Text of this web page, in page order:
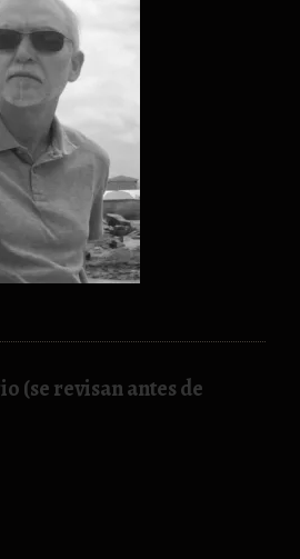
(se revisan antes de